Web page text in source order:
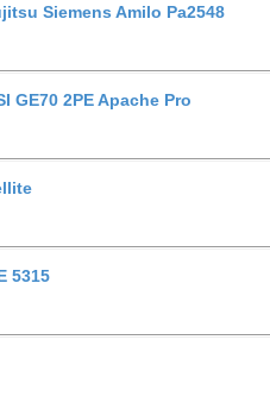
Siemens Amilo Pa2548
GE70 2PE Apache Pro
5315